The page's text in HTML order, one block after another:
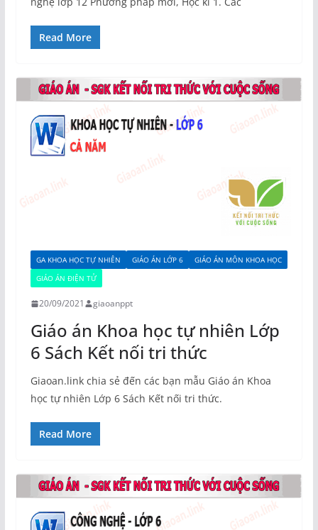
Read More
GA KHOA HỌC TỰ NHIÊN GIÁO ÁN LỚP 6
GIÁO ÁN MÔN KHOA HỌC
GIÁO ÁN ĐIỆN TỬ
20/09/2021 giaoanppt
Giáo án Khoa học tự nhiên Lớp
6 Sách Kết nối tri thức
Giaoan.link chia sẻ đến các bạn mẫu Giáo án Khoa
học tự nhiên Lớp 6 Sách Kết nối tri thức.
Read More